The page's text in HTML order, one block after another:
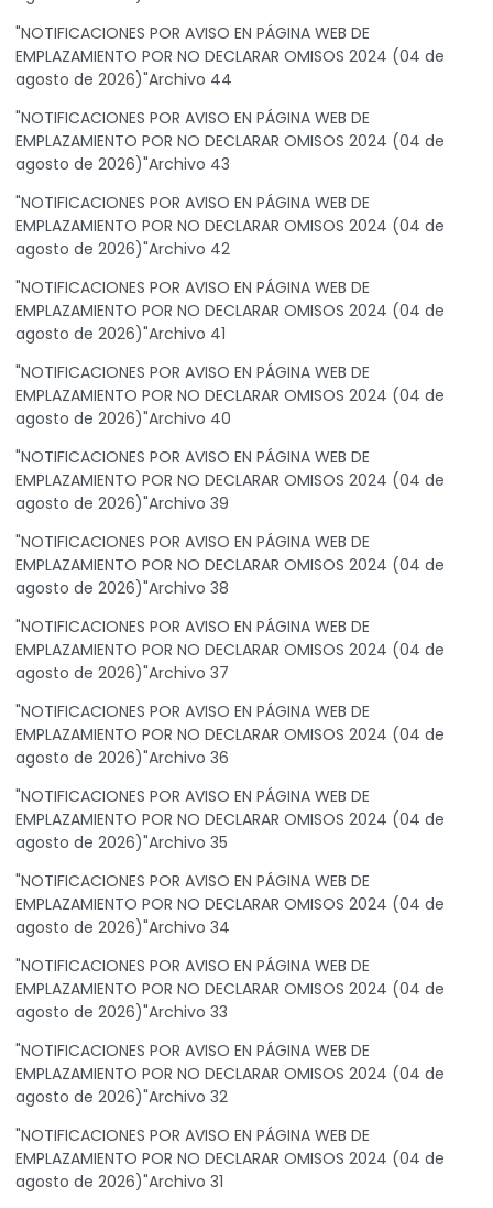
"NOTIFICACIONES POR AVISO EN PÁGINA WEB DE
EMPLAZAMIENTO POR NO DECLARAR OMISOS 2024 (04 de
agosto de 2026)"Archivo 44
"NOTIFICACIONES POR AVISO EN PÁGINA WEB DE
EMPLAZAMIENTO POR NO DECLARAR OMISOS 2024 (04 de
agosto de 2026)"Archivo 43
"NOTIFICACIONES POR AVISO EN PÁGINA WEB DE
EMPLAZAMIENTO POR NO DECLARAR OMISOS 2024 (04 de
agosto de 2026)"Archivo 42
"NOTIFICACIONES POR AVISO EN PÁGINA WEB DE
EMPLAZAMIENTO POR NO DECLARAR OMISOS 2024 (04 de
agosto de 2026)"Archivo 41
"NOTIFICACIONES POR AVISO EN PÁGINA WEB DE
EMPLAZAMIENTO POR NO DECLARAR OMISOS 2024 (04 de
agosto de 2026)"Archivo 40
"NOTIFICACIONES POR AVISO EN PÁGINA WEB DE
EMPLAZAMIENTO POR NO DECLARAR OMISOS 2024 (04 de
agosto de 2026)"Archivo 39
"NOTIFICACIONES POR AVISO EN PÁGINA WEB DE
EMPLAZAMIENTO POR NO DECLARAR OMISOS 2024 (04 de
agosto de 2026)"Archivo 38
"NOTIFICACIONES POR AVISO EN PÁGINA WEB DE
EMPLAZAMIENTO POR NO DECLARAR OMISOS 2024 (04 de
agosto de 2026)"Archivo 37
"NOTIFICACIONES POR AVISO EN PÁGINA WEB DE
EMPLAZAMIENTO POR NO DECLARAR OMISOS 2024 (04 de
agosto de 2026)"Archivo 36
"NOTIFICACIONES POR AVISO EN PÁGINA WEB DE
EMPLAZAMIENTO POR NO DECLARAR OMISOS 2024 (04 de
agosto de 2026)"Archivo 35
"NOTIFICACIONES POR AVISO EN PÁGINA WEB DE
EMPLAZAMIENTO POR NO DECLARAR OMISOS 2024 (04 de
agosto de 2026)"Archivo 34
"NOTIFICACIONES POR AVISO EN PÁGINA WEB DE
EMPLAZAMIENTO POR NO DECLARAR OMISOS 2024 (04 de
agosto de 2026)"Archivo 33
"NOTIFICACIONES POR AVISO EN PÁGINA WEB DE
EMPLAZAMIENTO POR NO DECLARAR OMISOS 2024 (04 de
agosto de 2026)"Archivo 32
"NOTIFICACIONES POR AVISO EN PÁGINA WEB DE
EMPLAZAMIENTO POR NO DECLARAR OMISOS 2024 (04 de
agosto de 2026)"Archivo 31